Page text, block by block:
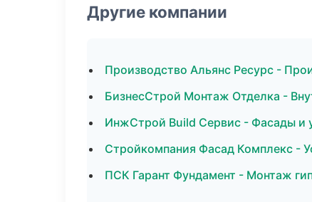
Другие компании
Производство Альянс Ресурс -
БизнесСтрой Монтаж Отделка -
ИнжСтрой Build Сервис - Фасады и
Стройкомпания Фасад Комплекс -
ПСК Гарант Фундамент - Монтаж